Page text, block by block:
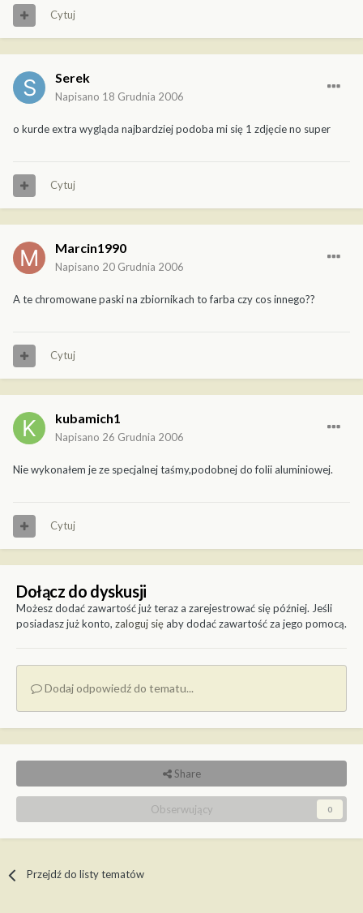
Cytuj
Serek
Napisano 18 Grudnia 2006
o kurde extra wygląda najbardziej podoba mi się 1 zdjęcie no super
Cytuj
Marcin1990
Napisano 20 Grudnia 2006
A te chromowane paski na zbiornikach to farba czy cos innego??
Cytuj
kubamich1
Napisano 26 Grudnia 2006
Nie wykonałem je ze specjalnej taśmy,podobnej do folii aluminiowej.
Cytuj
Dołącz do dyskusji
Możesz dodać zawartość już teraz a zarejestrować się później. Jeśli
posiadasz już konto, zaloguj sięaby dodać zawartość za jego pomocą.
Dodaj odpowiedź do tematu...
Share
Obserwujący 0
Przejdź do listy tematów